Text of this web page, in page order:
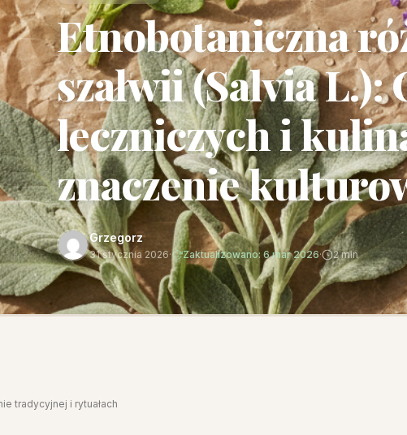
Etnobotaniczna
szałwii (Salvia L.):
leczniczych i
znaczenie
Grzegorz
31 stycznia 2026· Zaktualizowano: 6 mar 2026· 2 min
tradycyjnej i rytuałach